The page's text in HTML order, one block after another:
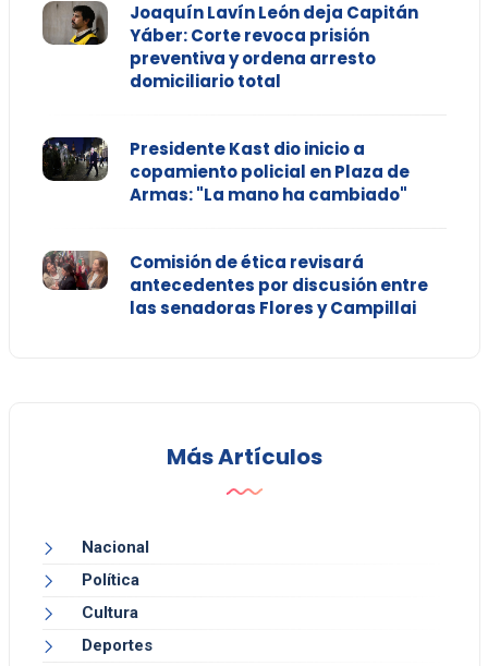
Joaquín Lavín León deja Capitán
Yáber: Corte revoca prisión
preventiva y ordena arresto
domiciliario total
Presidente Kast dio inicio a
copamiento policial en Plaza de
Armas: "La mano ha cambiado"
Comisión de ética revisará
antecedentes por discusión entre
las senadoras Flores y Campillai
Más Artículos
Nacional
Política
Cultura
Deportes